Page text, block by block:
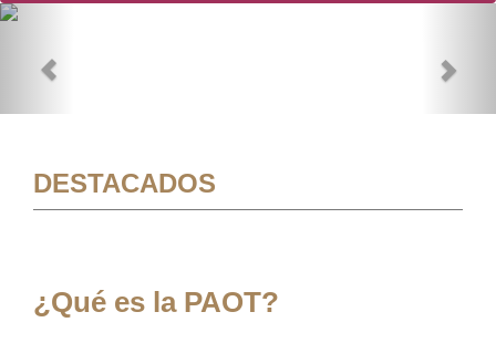
DESTACADOS
¿Qué es la PAOT?